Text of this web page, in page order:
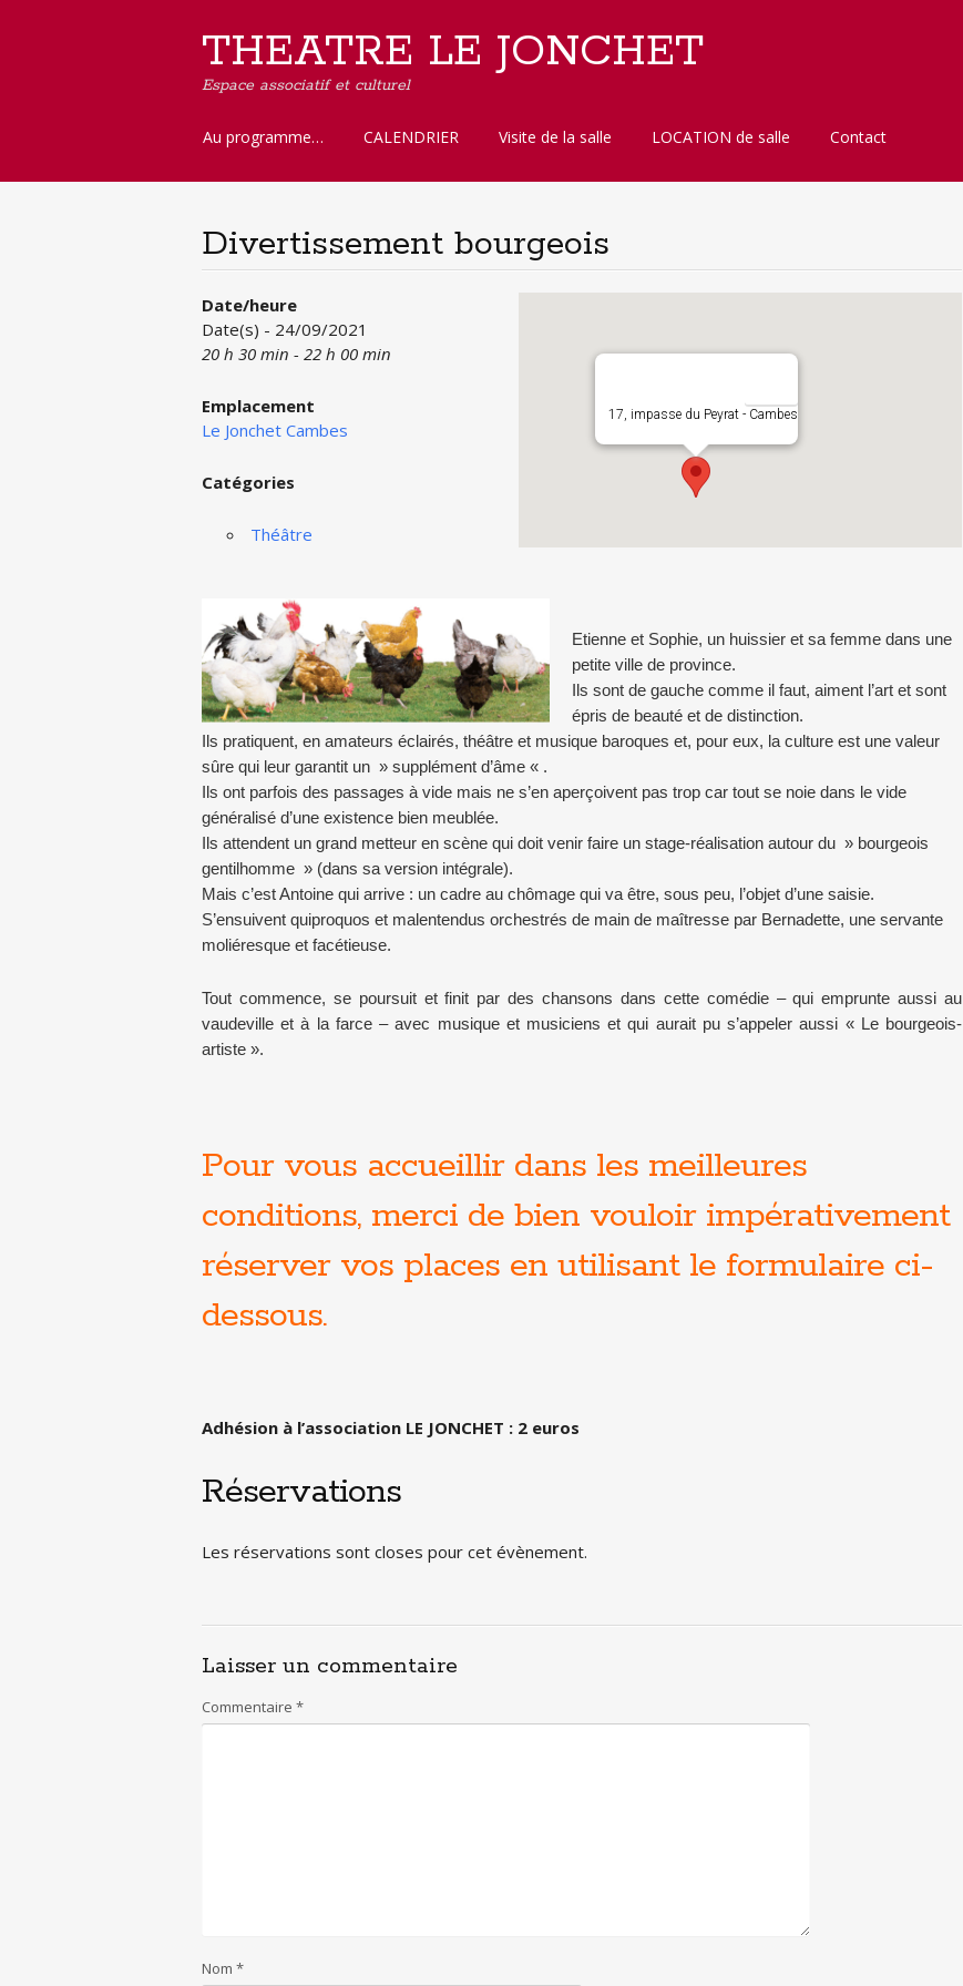
THEATRE LE JONCHET
Espace associatif et culturel
Aller
contenu
Au programme… CALENDRIER Visite de la salle LOCATION de salle Contact
Divertissement bourgeois
17, impasse du Peyrat - Cambes
Date/heure
Date(s) - 24/09/2021
20 h 30 min - 22 h 00 min
Emplacement
Le Jonchet Cambes
Catégories
Théâtre
Etienne et Sophie, un huissier et sa femme dans une
petite ville de province.
Ils sont de gauche comme il faut, aiment l’art et sont
épris de beauté et de distinction.
Ils pratiquent, en amateurs éclairés, théâtre et musique baroques et, pour eux, la culture est une valeur
sûre qui leur garantit un » supplément d’âme « .
Ils ont parfois des passages à vide mais ne s’en aperçoivent pas trop car tout se noie dans le vide
généralisé d’une existence bien meublée.
Ils attendent un grand metteur en scène qui doit venir faire un stage-réalisation autour du » bourgeois
gentilhomme » (dans sa version intégrale).
Mais c’est Antoine qui arrive : un cadre au chômage qui va être, sous peu, l’objet d’une saisie.
S’ensuivent quiproquos et malentendus orchestrés de main de maîtresse par Bernadette, une servante
moliéresque et facétieuse.
Tout commence, se poursuit et finit par des chansons dans cette comédie – qui emprunte aussi au
vaudeville et à la farce – avec musique et musiciens et qui aurait pu s’appeler aussi « Le bourgeois-
artiste ».
Pour vous accueillir dans les meilleures
conditions, merci de bien vouloir impérativement
réserver vos places en utilisant le formulaire ci-
dessous.
Adhésion à l’association LE JONCHET : 2 euros
Réservations
Les réservations sont closes pour cet évènement.
Laisser un commentaire
Commentaire *
Nom *